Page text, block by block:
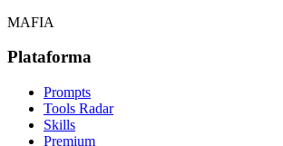
MAFIA
Plataforma
Prompts
Tools Radar
Skills
Premium